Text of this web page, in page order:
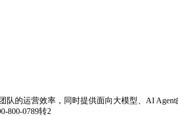
的运营效率，同时提供面向大模型、AI Agent
800-0789转2